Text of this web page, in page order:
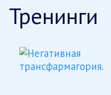
Тренинги